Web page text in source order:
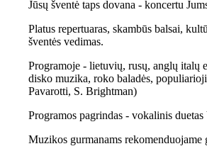
Jūsų šventė taps dovana - koncertu
Platus repertuaras, skambūs balsai,
šventės vedimas.
Programoje - lietuvių, rusų, anglų italų
disko muzika, roko baladės,
Pavarotti, S. Brightman)
Programos pagrindas - vokalinis
Muzikos gurmanams rekomenduojame